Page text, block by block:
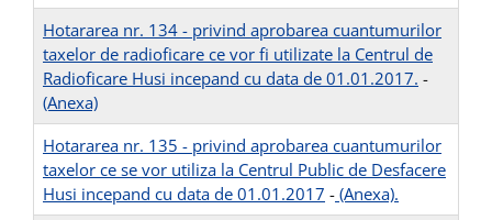
Hotararea nr. 134 - privind aprobarea cuantumurilor
taxelor de radioficare ce vor fi utilizate la Centrul de
Radioficare Husi incepand cu data de 01.01.2017. -
(Anexa)
Hotararea nr. 135 - privind aprobarea cuantumurilor
taxelor ce se vor utiliza la Centrul Public de Desfacere
Husi incepand cu data de 01.01.2017 - (Anexa).